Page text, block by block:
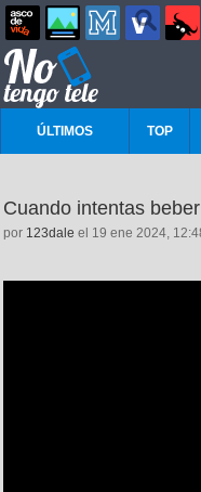
ÚLTIMOS TOP
Cuando intentas
por 123dale el 19 ene 2024,